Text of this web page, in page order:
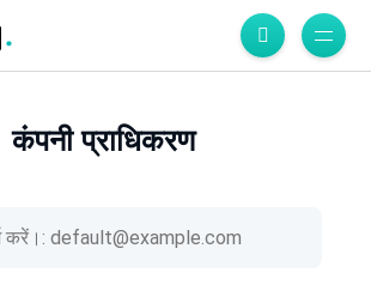
कंपनी प्राधिकरण